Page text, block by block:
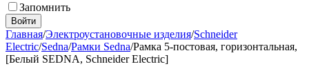
Запомнить
Войти
Главная/Электроустановочные изделия/Schneider
Electric/Sedna/Рамки Sedna/Рамка 5-постовая, горизонтальная,
[Белый SEDNA, Schneider Electric]